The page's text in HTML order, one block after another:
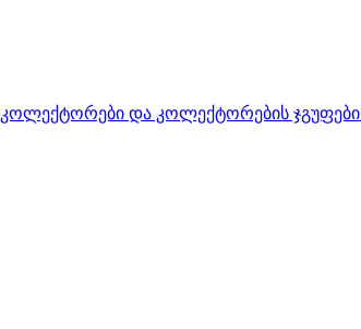
კოლექტორები და კოლექტორების ჯგუფები